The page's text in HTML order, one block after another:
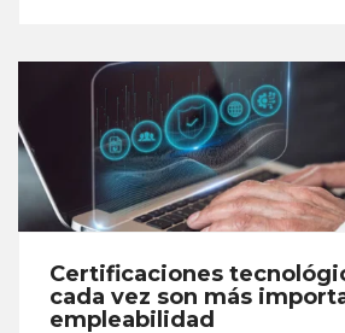
Certificaciones
cada vez son más
empleabilidad